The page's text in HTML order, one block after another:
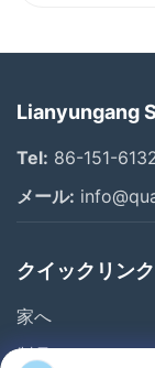
Lianyungang
Tel: 86-151-
メール:
クイックリンク
家へ
製品